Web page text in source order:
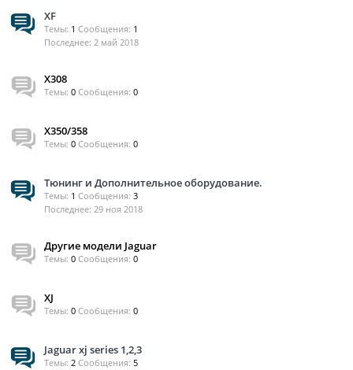
XF
Темы: 1 Сообщения: 1
2 май 2018
X308
Темы: 0 Сообщения: 0
X350/358
Темы: 0 Сообщения: 0
Тюнинг и Дополнительное оборудование.
Темы: 1 Сообщения: 3
29 ноя 2018
Другие модели Jaguar
Темы: 0 Сообщения: 0
XJ
Темы: 0 Сообщения: 0
Jaguar xj series 1,2,3
Темы: 2 Сообщения: 5